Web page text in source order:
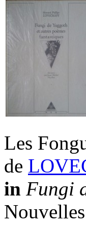
Les
de
in Fungi